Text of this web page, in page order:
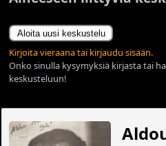
Aloita uusi keskustelu
Kirjoita vieraana tai kirjaudu sisään.
Onko sinulla kysymyksiä kirjasta tai
keskusteluun!